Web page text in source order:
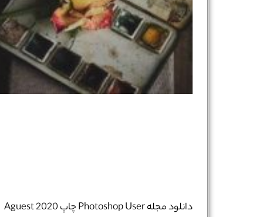
دانلود مجله Photoshop User چاپ Aguest 2020